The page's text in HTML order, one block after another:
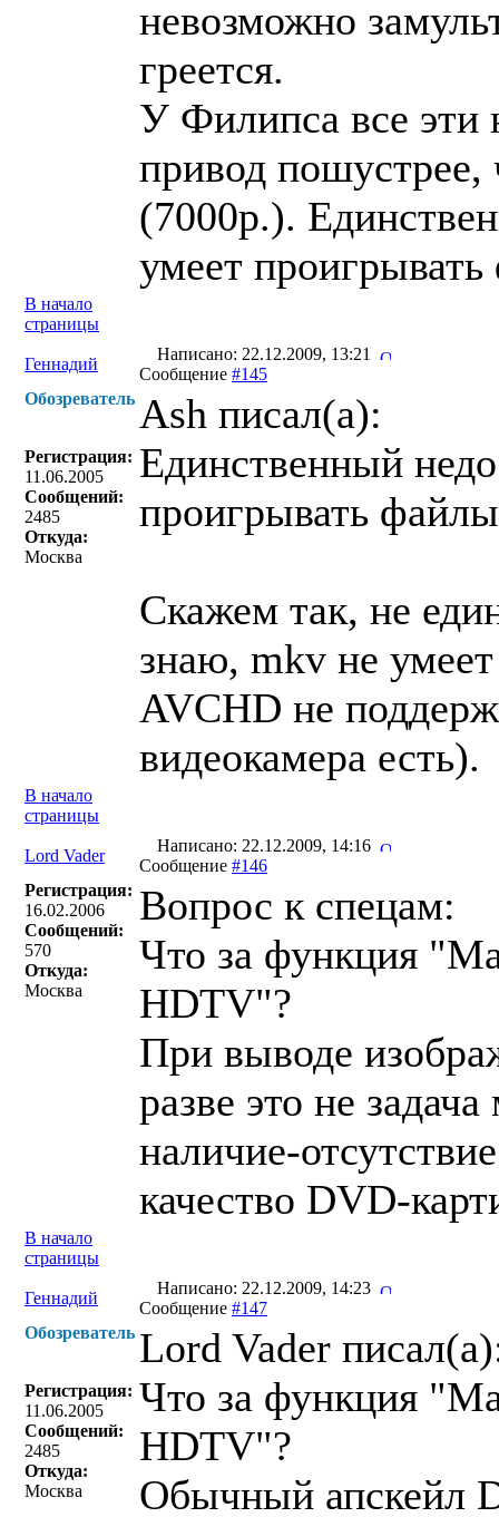
невозможно
греется.
У Филипса все эти
привод
(7000р.).
умеет
В начало
страницы
Геннадий
Написано: 22.12.2009, 13:21
Сообщение #145
Обозреватель
Регистрация:
11.06.2005
Сообщений:
2485
Откуда:
Москва
Ash писал(a):
Единственный
проигрывать
Скажем так, не
знаю, mkv не
AVCHD не
видеокамера есть).
В начало
страницы
Lord Vader
Написано: 22.12.2009, 14:16
Сообщение #146
Регистрация:
16.02.2006
Сообщений:
570
Откуда:
Москва
Вопрос к спецам:
Что за функция
HDTV"?
При выводе
разве это не
наличие-
качество DVD-
В начало
страницы
Геннадий
Написано: 22.12.2009, 14:23
Сообщение #147
Обозреватель
Регистрация:
11.06.2005
Сообщений:
2485
Откуда:
Москва
Lord Vader
Что за функция
HDTV"?
Обычный апскейл